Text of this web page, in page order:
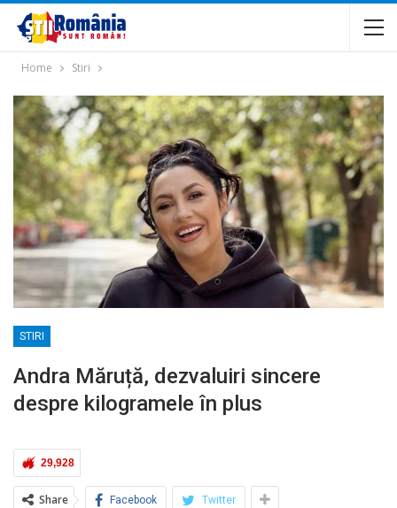
Home Stiri
STIRI
Andra Măruță, dezvaluiri sincere
despre kilogramele în plus
29,928
Share Facebook Twitter